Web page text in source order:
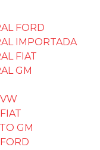
FORD
IMPORTADA
FIAT
GM
GM